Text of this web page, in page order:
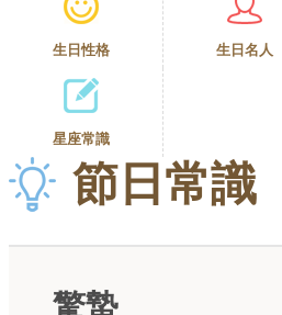
生日性格 生日名人
星座常識
節日常識
驚蟄